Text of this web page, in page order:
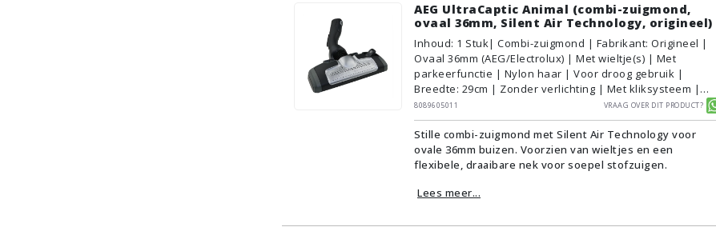
AEG UltraCaptic Animal (combi-zuigmond,
ovaal 36mm, Silent Air Technology, origineel)
Inhoud: 1 Stuk| Combi-zuigmond | Fabrikant: Origineel |
Ovaal 36mm (AEG/Electrolux) | Met wieltje(s) | Met
parkeerfunctie | Nylon haar | Voor droog gebruik |
Breedte: 29cm | Zonder verlichting | Met kliksysteem |
Kleur: Grijs, Zwart | AEG/Electrolux | Geschikt voor
vloertype: Plavuizen/Tegels, Parket/Laminaat, PVC/Vinyl,
Tapijt/Vloerbedekking
8089605011 Vraag over dit product?
Stille combi-zuigmond met Silent Air Technology voor
ovale 36mm buizen. Voorzien van wieltjes en een
flexibele, draaibare nek voor soepel stofzuigen.
Lees meer...